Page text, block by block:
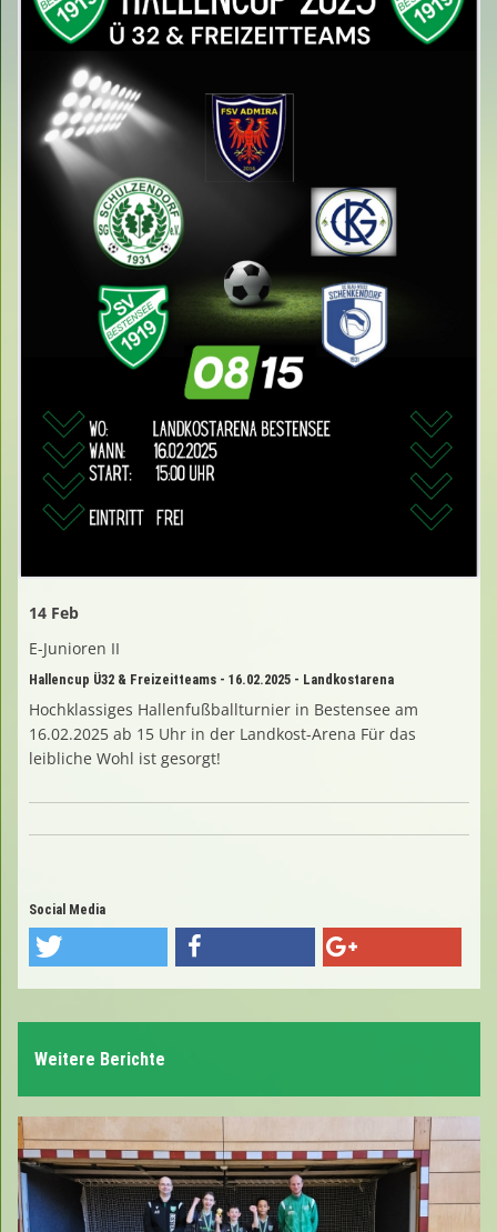
Spielplan
Sponsoren
Fan- und Trainingskleidung - Shop
Unser Verein live auf fußball.de
Kalender
14 Feb
E-Junioren II
Hallencup Ü32 & Freizeitteams - 16.02.2025 - Landkostarena
Hochklassiges Hallenfußballturnier in Bestensee am
16.02.2025 ab 15 Uhr in der Landkost-Arena Für das
leibliche Wohl ist gesorgt!
Social Media
Weitere Berichte